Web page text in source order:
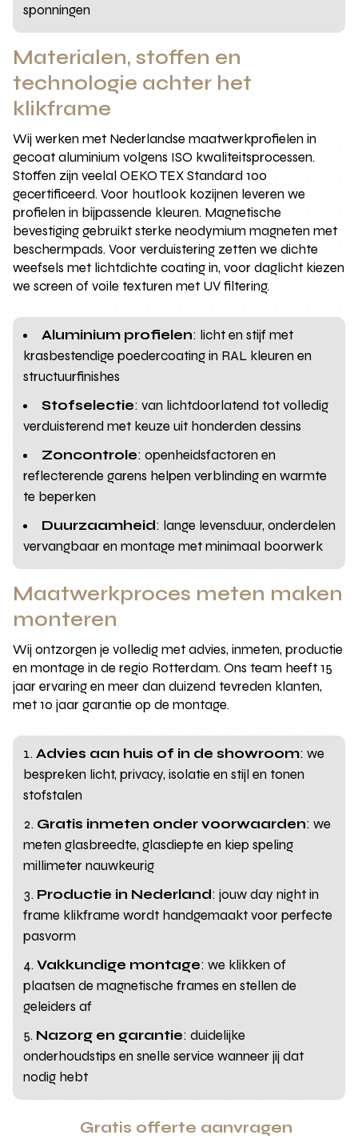
sponningen
Materialen, stoffen en
technologie achter het
klikframe
Wij werken met Nederlandse maatwerkprofielen in
gecoat aluminium volgens ISO kwaliteitsprocessen.
Stoffen zijn veelal OEKO TEX Standard 100
gecertificeerd. Voor houtlook kozijnen leveren we
profielen in bijpassende kleuren. Magnetische
bevestiging gebruikt sterke neodymium magneten met
beschermpads. Voor verduistering zetten we dichte
weefsels met lichtdichte coating in, voor daglicht kiezen
we screen of voile texturen met UV filtering.
Aluminium profielen: licht en stijf met
krasbestendige poedercoating in RAL kleuren en
structuurfinishes
Stofselectie: van lichtdoorlatend tot volledig
verduisterend met keuze uit honderden dessins
Zoncontrole: openheidsfactoren en
reflecterende garens helpen verblinding en warmte
te beperken
Duurzaamheid: lange levensduur, onderdelen
vervangbaar en montage met minimaal boorwerk
Maatwerkproces meten maken
monteren
Wij ontzorgen je volledig met advies, inmeten, productie
en montage in de regio Rotterdam. Ons team heeft 15
jaar ervaring en meer dan duizend tevreden klanten,
met 10 jaar garantie op de montage.
Advies aan huis of in de showroom: we
bespreken licht, privacy, isolatie en stijl en tonen
stofstalen
Gratis inmeten onder voorwaarden: we
meten glasbreedte, glasdiepte en kiep speling
millimeter nauwkeurig
Productie in Nederland: jouw day night in
frame klikframe wordt handgemaakt voor perfecte
pasvorm
Vakkundige montage: we klikken of
plaatsen de magnetische frames en stellen de
geleiders af
Nazorg en garantie: duidelijke
onderhoudstips en snelle service wanneer jij dat
nodig hebt
Gratis offerte aanvragen